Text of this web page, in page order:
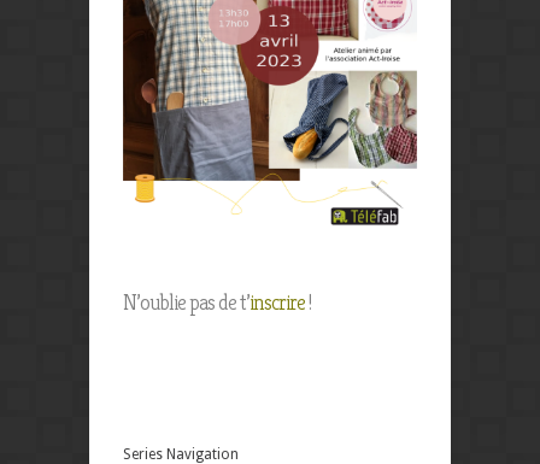
N’oublie pas de t’inscrire!
Series Navigation